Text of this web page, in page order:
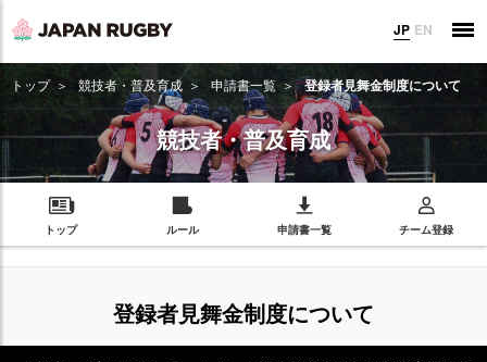
JP EN
トップ 競技者・普及育成 申請書一覧 登録者見舞金制度について
競技者・普及育成
トップ ルール 申請書一覧 チーム登録
登録者見舞金制度について